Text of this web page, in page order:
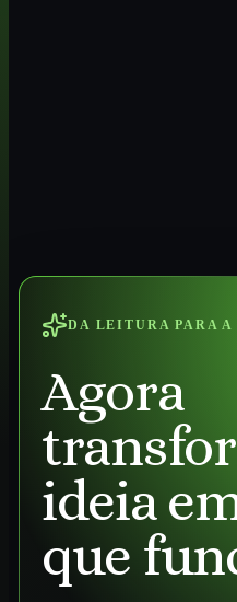
DA LEITURA PARA A
Agora
ideia
que